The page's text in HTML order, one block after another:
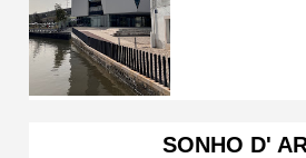
SONHO D'